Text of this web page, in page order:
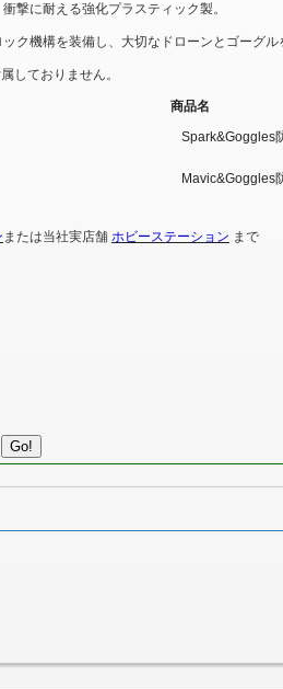
撃に耐える強化プラスティック製。
ク機構を装備し、大切なドローンとゴーグ
しておりません。
商品名
Spark&Goggles
Mavic&Goggles
または当社実店舗 ホビーステーション まで
Go!